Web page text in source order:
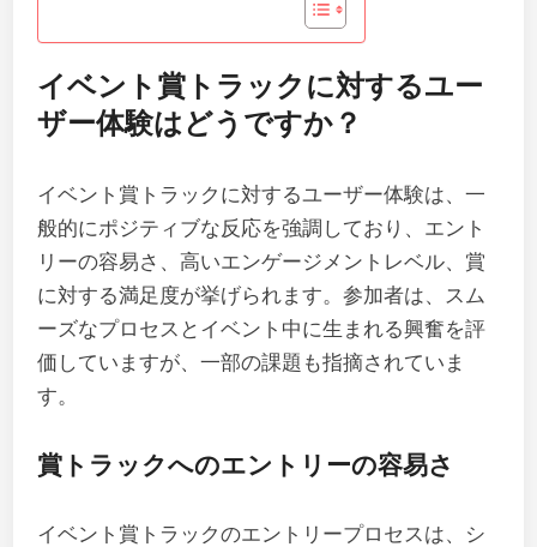
イベント賞トラックに対するユー
ザー体験はどうですか？
イベント賞トラックに対するユーザー体験は、一
般的にポジティブな反応を強調しており、エント
リーの容易さ、高いエンゲージメントレベル、賞
に対する満足度が挙げられます。参加者は、スム
ーズなプロセスとイベント中に生まれる興奮を評
価していますが、一部の課題も指摘されていま
す。
賞トラックへのエントリーの容易さ
イベント賞トラックのエントリープロセスは、シ